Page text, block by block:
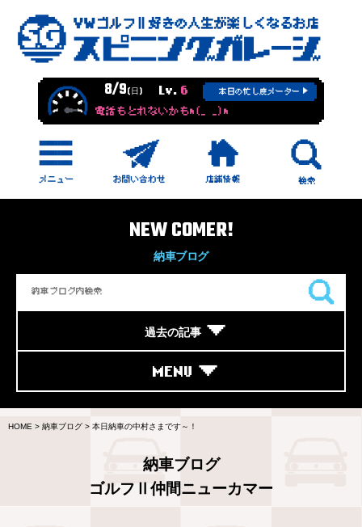
8/9(日) Lv. 6 本日の忙し度メーター
電話もとれないかもm(_ _)m
NEW COMER!
納車ブログ
過去の記事
MENU
HOME > 納車ブログ > 本日納車の中村さまです～！
納車ブログ
ゴルフⅡ仲間ニューカマー